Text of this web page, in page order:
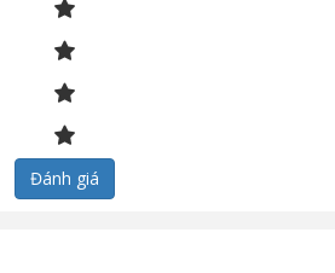
Đánh giá